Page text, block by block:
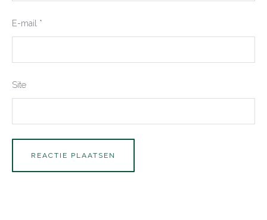
E-mail *
Site